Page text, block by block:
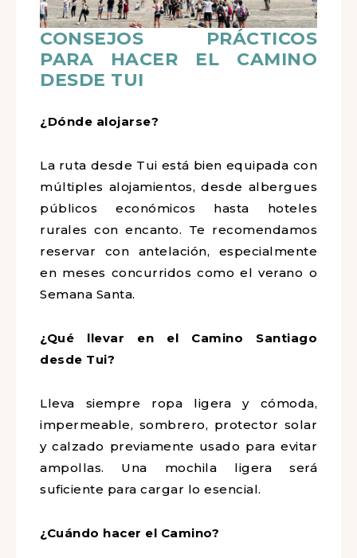
CONSEJOS PRÁCTICOS
PARA HACER EL CAMINO
DESDE TUI
¿Dónde alojarse?
La ruta desde Tui está bien equipada con
múltiples alojamientos, desde albergues
públicos económicos hasta hoteles
rurales con encanto. Te recomendamos
reservar con antelación, especialmente
en meses concurridos como el verano o
Semana Santa.
¿Qué llevar en el Camino Santiago
desde Tui?
Lleva siempre ropa ligera y cómoda,
impermeable, sombrero, protector solar
y calzado previamente usado para evitar
ampollas. Una mochila ligera será
suficiente para cargar lo esencial.
¿Cuándo hacer el Camino?